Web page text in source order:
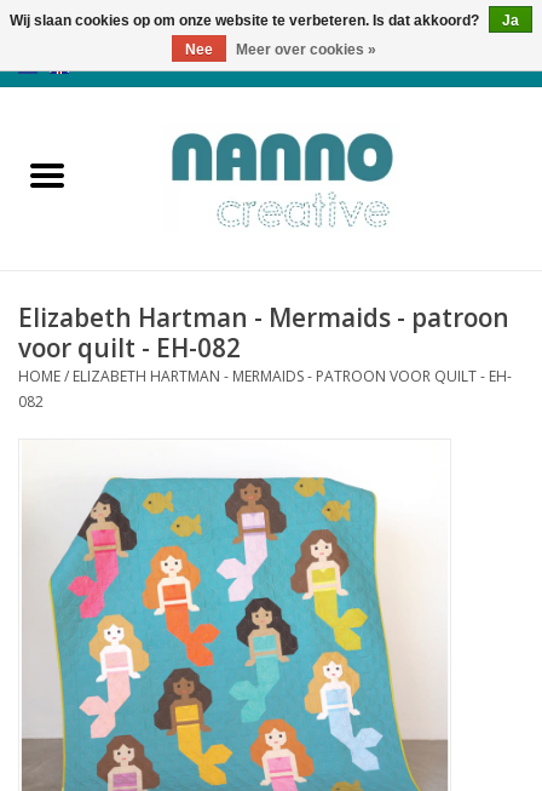
Producten
Nieuws
Herfst & Halloween
Laatste Kans
Cadeaubonnen
Nanno Blog
Merken
Elizabeth Hartman - Mermaids - patroon
voor quilt - EH-082
HOME/ ELIZABETH HARTMAN - MERMAIDS - PATROON VOOR QUILT - EH-
082
Wij slaan cookies op om onze website te verbeteren. Is dat akkoord?
Ja
Nee
Meer over cookies »